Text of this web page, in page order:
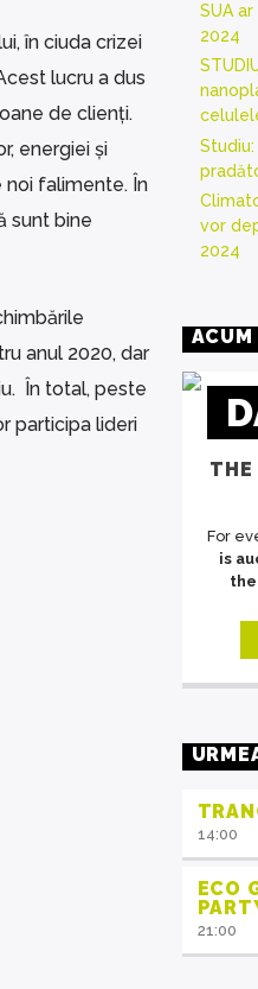
în ciuda crizei
lucru a dus
de clienți.
energiei și
noi falimente. În
sunt bine
anul 2020, dar
În total, peste
participa lideri
SUA
2024
vor
2024
THE
For
is
eget
14:00
ECO
21:00